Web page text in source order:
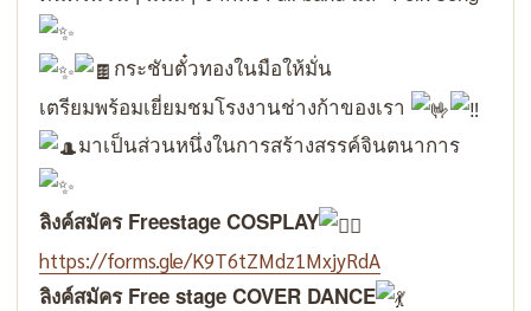
กระชับตั๋วทองในมือให้มั่น
เตรียมพร้อมเยี่ยมชมโรงงานช่างก้าของเรา
มาเป็นส่วนหนึ่งในการสร้างสรรค์จินตนาการ
ลิงค์สมัคร Freestage COSPLAY
https://forms.gle/K9T6tZMdz1MxjyRdA
ลิงค์สมัคร Free stage COVER DANCE